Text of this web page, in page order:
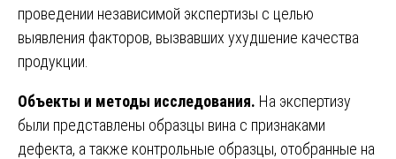
проведении независимой экспертизы с целью
выявления факторов, вызвавших ухудшение качества
продукции.
Объекты и методы исследования. На экспертизу
были представлены образцы вина с признаками
дефекта, а также контрольные образцы, отобранные на